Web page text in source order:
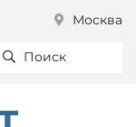
Москва
Поиск